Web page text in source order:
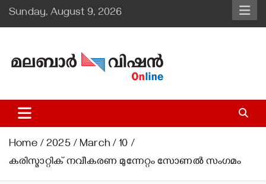
Skip
to
Sunday, August 9, 2026
Malabar Vision Online
Illuminating Diocesan News with Divine Clarity.
Home 2025 March
10
കരിസ്മാറ്റിക് നവീകരണ മുന്നേറ്റം സോണല്‍ സംഗമം